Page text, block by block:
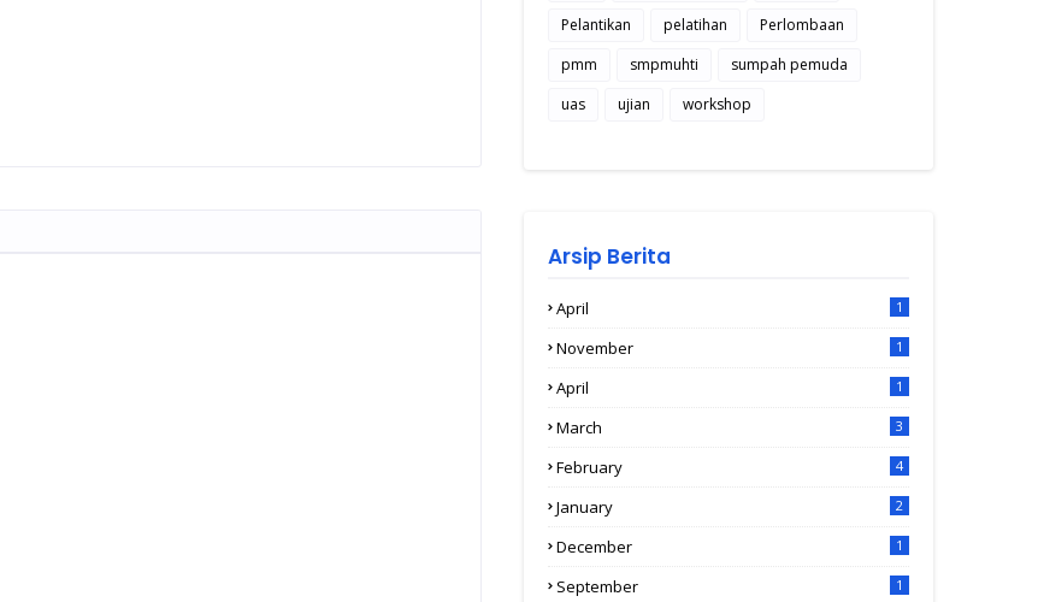
Pelantikan
pelatihan
Perlombaan
pmm
smpmuhti
sumpah pemuda
uas
ujian workshop
Arsip Berita
April 1
November 1
April 1
March 3
February 4
January 2
December 1
September 1